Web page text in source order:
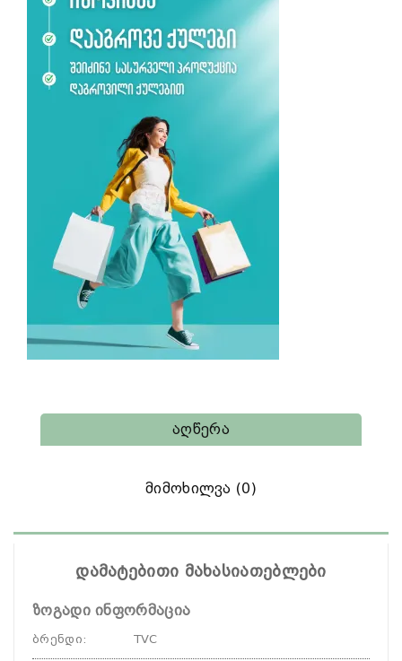
Აღწერა
Მიმოხილვა (0)
დამატებითი მახასიათებლები
ზოგადი ინფორმაცია
ბრენდი: TVC